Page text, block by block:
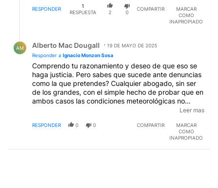
RESPONDER
1
RESPUESTA
2 0
COMPARTIR
MARCAR
COMO
INAPROPIADO
AM Alberto Mac Dougall
19 DE MAYO DE 2025
Responder a Ignacio Monzon Sosa
Comprendo tu razonamiento y deseo de que eso se
haga justicia. Pero sabes que sucede ante denuncias
como la que pretendes? Cualquier abogado, sin ser
de los grandes, con el simple hecho de probar que en
ambos casos las condiciones meteorológicas no
fueron las normales, sino al contrario un evento
cantidad de agua que no se espera caiga en tan poco
tiempo, los saca libres de culpa y cargo a cualquiera.
Leer mas
RESPONDER 0 0 COMPARTIR
MARCAR
COMO
INAPROPIADO